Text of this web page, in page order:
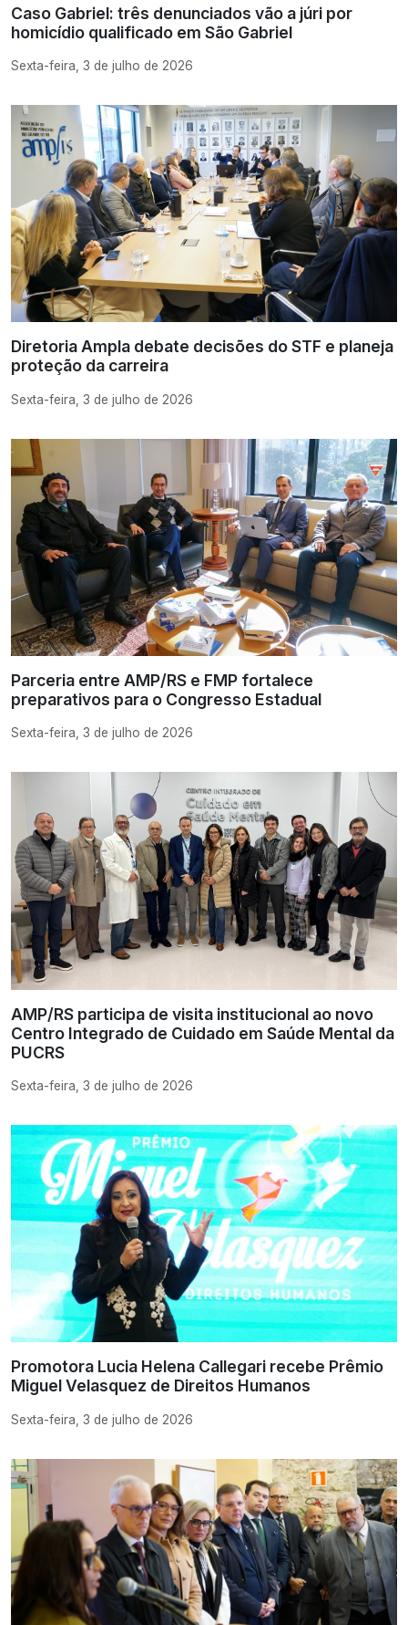
Caso Gabriel: três denunciados vão a júri por
homicídio qualificado em São Gabriel
Sexta-feira, 3 de julho de 2026
Diretoria Ampla debate decisões do STF e planeja
proteção da carreira
Sexta-feira, 3 de julho de 2026
Parceria entre AMP/RS e FMP fortalece
preparativos para o Congresso Estadual
Sexta-feira, 3 de julho de 2026
AMP/RS participa de visita institucional ao novo
Centro Integrado de Cuidado em Saúde Mental da
PUCRS
Sexta-feira, 3 de julho de 2026
Promotora Lucia Helena Callegari recebe Prêmio
Miguel Velasquez de Direitos Humanos
Sexta-feira, 3 de julho de 2026